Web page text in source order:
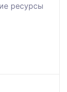
ресурсы